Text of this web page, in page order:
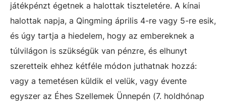
játékpénzt égetnek a halottak tiszteletére. A kínai
halottak napja, a Qingming április 4-re vagy 5-re esik,
és úgy tartja a hiedelem, hogy az embereknek a
túlvilágon is szükségük van pénzre, és elhunyt
szeretteik ehhez kétféle módon juthatnak hozzá:
vagy a temetésen küldik el velük, vagy évente
egyszer az Éhes Szellemek Ünnepén (7. holdhónap